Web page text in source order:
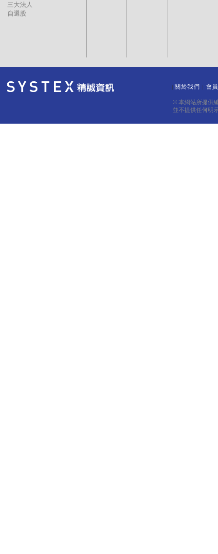
三大法人
自選股
關於我們 會
© 本網站所提供
並不提供任何明